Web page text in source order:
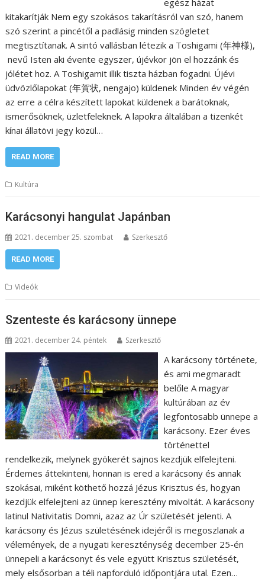
kitakarítják Nem egy szokásos takarításról van szó, hanem
szó szerint a pincétől a padlásig minden szögletet
megtisztítanak. A sintó vallásban létezik a Toshigami (年神様),
nevű Isten aki évente egyszer, újévkor jön el hozzánk és
jólétet hoz. A Toshigamit illik tiszta házban fogadni. Újévi
üdvözlőlapokat (年賀状, nengajo) küldenek Minden év végén
az erre a célra készített lapokat küldenek a barátoknak,
ismerősöknek, üzletfeleknek. A lapokra általában a tizenkét
kínai állatövi jegy közül…
READ MORE
Kultúra
Karácsonyi hangulat Japánban
2021. december 25. szombat Szerkesztő
READ MORE
Videók
Szenteste és karácsony ünnepe
2021. december 24. péntek Szerkesztő
A karácsony története,
és ami megmaradt
belőle A magyar
kultúrában az év
legfontosabb ünnepe a
karácsony. Ezer éves
történettel
rendelkezik, melynek gyökerét sajnos kezdjük elfelejteni.
Érdemes áttekinteni, honnan is ered a karácsony és annak
szokásai, miként köthető hozzá Jézus Krisztus és, hogyan
kezdjük elfelejteni az ünnep keresztény mivoltát. A karácsony
latinul Nativitatis Domni, azaz az Úr születését jelenti. A
karácsony és Jézus születésének idejéről is megoszlanak a
vélemények, de a nyugati kereszténység december 25-én
ünnepeli a karácsonyt és vele együtt Krisztus születését,
mely elsősorban a téli napforduló időpontjára utal. Ezen…